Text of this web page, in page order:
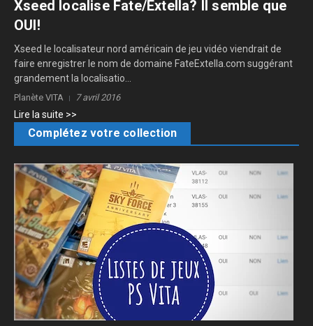
Xseed localise Fate/Extella? Il semble que
OUI!
Xseed le localisateur nord américain de jeu vidéo viendrait de
faire enregistrer le nom de domaine FateExtella.com suggérant
grandement la localisatio...
Planète VITA 7 avril 2016
Lire la suite >>
Complétez votre collection